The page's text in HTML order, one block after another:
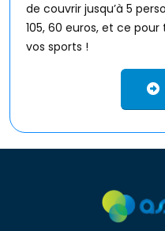
de couvrir jusqu’à 5
105, 60 euros, et ce
vos sports !